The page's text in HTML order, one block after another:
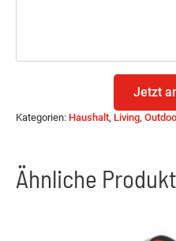
Jetzt
Kategorien: Haushalt, Living,
Ähnliche